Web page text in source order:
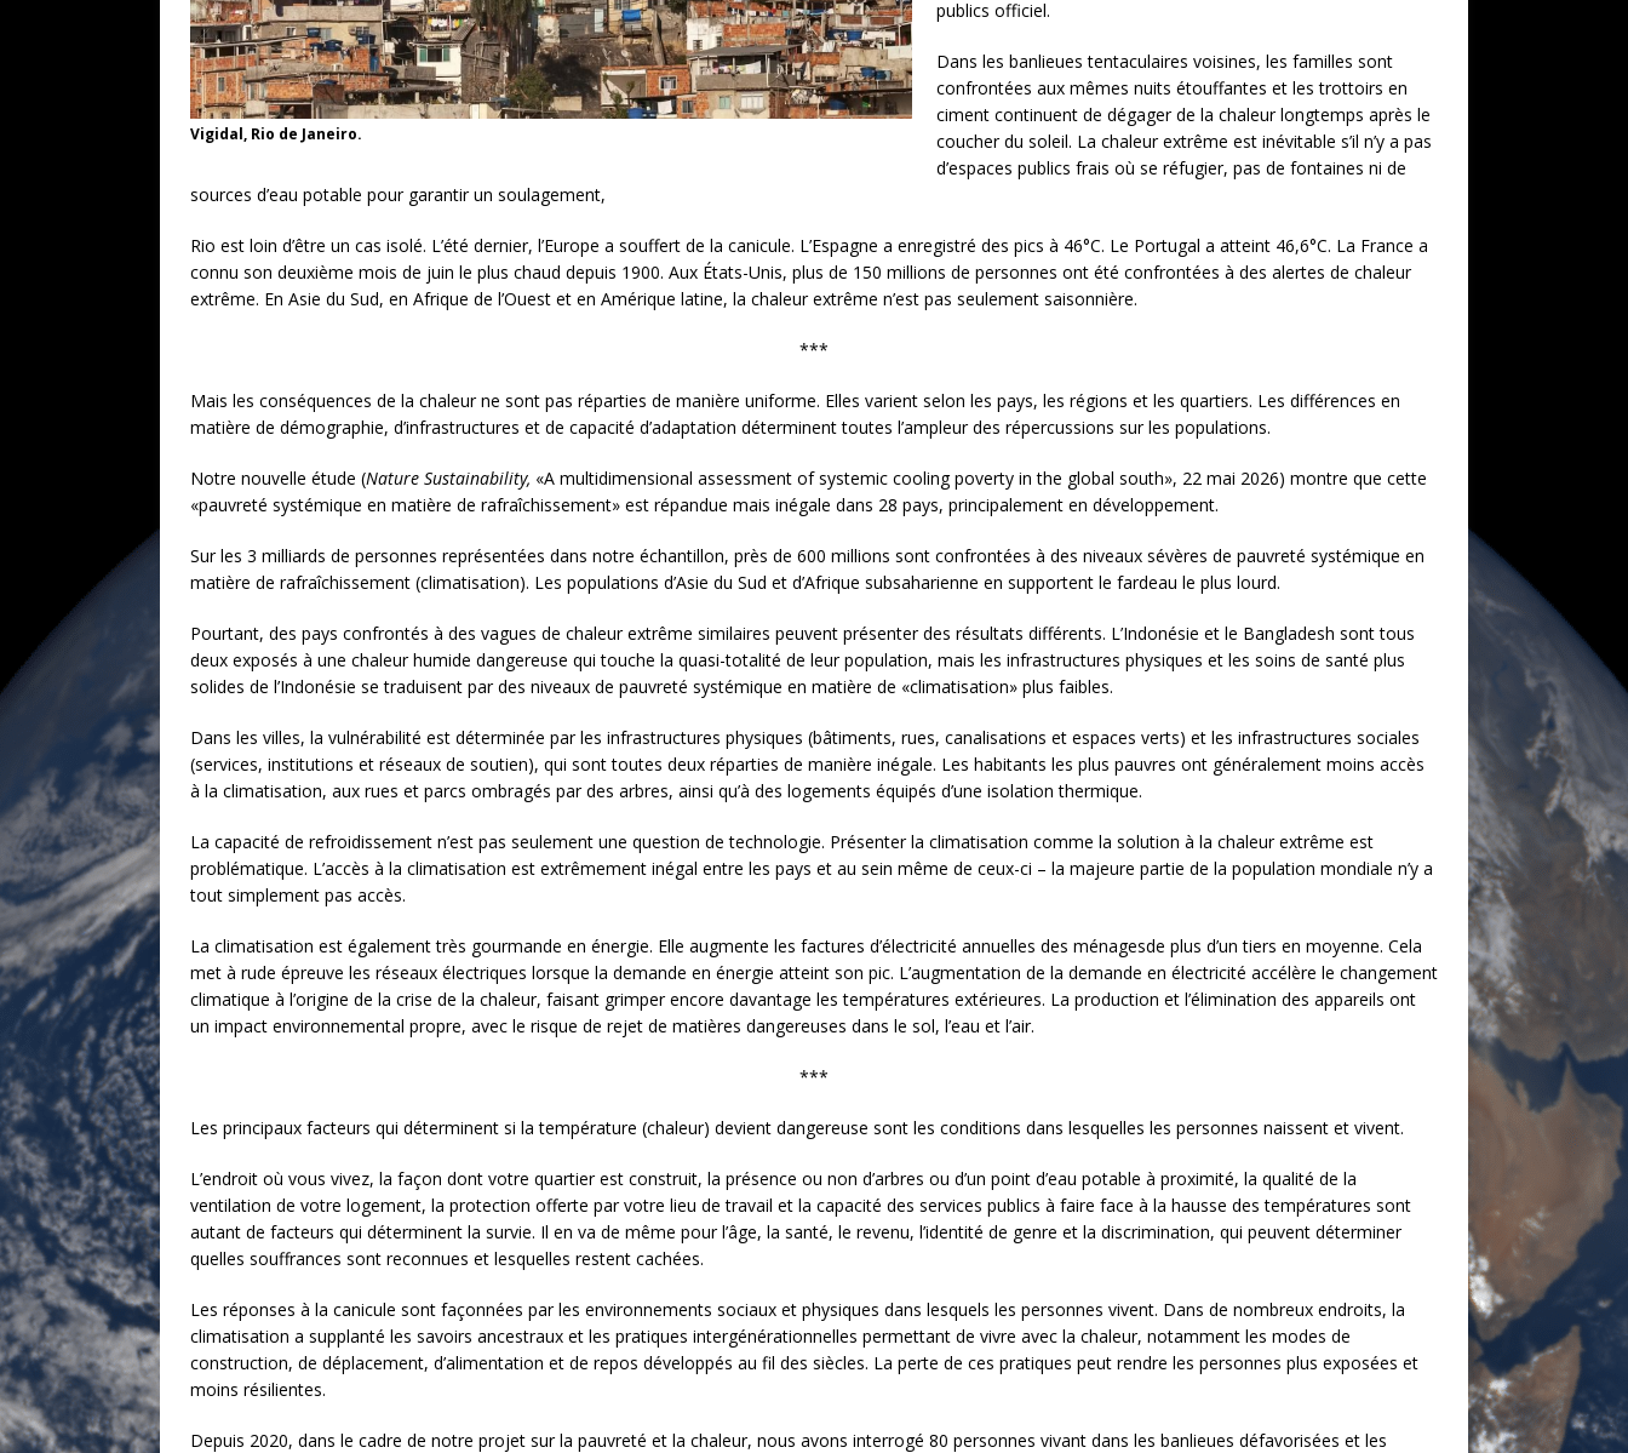
Vigidal, Rio de Janeiro.
publics officiel.
Dans les banlieues tentaculaires voisines, les familles sont
confrontées aux mêmes nuits étouffantes et les trottoirs en
ciment continuent de dégager de la chaleur longtemps après le
coucher du soleil. La chaleur extrême est inévitable s’il n’y a pas
d’espaces publics frais où se réfugier, pas de fontaines ni de
sources d’eau potable pour garantir un soulagement,
Rio est loin d’être un cas isolé. L’été dernier, l’Europe a souffert de la canicule. L’Espagne a enregistré des pics à 46°C. Le Portugal a atteint 46,6°C. La France a
connu son deuxième mois de juin le plus chaud depuis 1900. Aux États-Unis, plus de 150 millions de personnes ont été confrontées à des alertes de chaleur
extrême. En Asie du Sud, en Afrique de l’Ouest et en Amérique latine, la chaleur extrême n’est pas seulement saisonnière.
***
Mais les conséquences de la chaleur ne sont pas réparties de manière uniforme. Elles varient selon les pays, les régions et les quartiers. Les différences en
matière de démographie, d’infrastructures et de capacité d’adaptation déterminent toutes l’ampleur des répercussions sur les populations.
Notre nouvelle étude (Nature Sustainability, «A multidimensional assessment of systemic cooling poverty in the global south», 22 mai 2026) montre que cette
«pauvreté systémique en matière de rafraîchissement» est répandue mais inégale dans 28 pays, principalement en développement.
Sur les 3 milliards de personnes représentées dans notre échantillon, près de 600 millions sont confrontées à des niveaux sévères de pauvreté systémique en
matière de rafraîchissement (climatisation). Les populations d’Asie du Sud et d’Afrique subsaharienne en supportent le fardeau le plus lourd.
Pourtant, des pays confrontés à des vagues de chaleur extrême similaires peuvent présenter des résultats différents. L’Indonésie et le Bangladesh sont tous
deux exposés à une chaleur humide dangereuse qui touche la quasi-totalité de leur population, mais les infrastructures physiques et les soins de santé plus
solides de l’Indonésie se traduisent par des niveaux de pauvreté systémique en matière de «climatisation» plus faibles.
Dans les villes, la vulnérabilité est déterminée par les infrastructures physiques (bâtiments, rues, canalisations et espaces verts) et les infrastructures sociales
(services, institutions et réseaux de soutien), qui sont toutes deux réparties de manière inégale. Les habitants les plus pauvres ont généralement moins accès
à la climatisation, aux rues et parcs ombragés par des arbres, ainsi qu’à des logements équipés d’une isolation thermique.
La capacité de refroidissement n’est pas seulement une question de technologie. Présenter la climatisation comme la solution à la chaleur extrême est
problématique. L’accès à la climatisation est extrêmement inégal entre les pays et au sein même de ceux-ci – la majeure partie de la population mondiale n’y a
tout simplement pas accès.
La climatisation est également très gourmande en énergie. Elle augmente les factures d’électricité annuelles des ménagesde plus d’un tiers en moyenne. Cela
met à rude épreuve les réseaux électriques lorsque la demande en énergie atteint son pic. L’augmentation de la demande en électricité accélère le changement
climatique à l’origine de la crise de la chaleur, faisant grimper encore davantage les températures extérieures. La production et l’élimination des appareils ont
un impact environnemental propre, avec le risque de rejet de matières dangereuses dans le sol, l’eau et l’air.
***
Les principaux facteurs qui déterminent si la température (chaleur) devient dangereuse sont les conditions dans lesquelles les personnes naissent et vivent.
L’endroit où vous vivez, la façon dont votre quartier est construit, la présence ou non d’arbres ou d’un point d’eau potable à proximité, la qualité de la
ventilation de votre logement, la protection offerte par votre lieu de travail et la capacité des services publics à faire face à la hausse des températures sont
autant de facteurs qui déterminent la survie. Il en va de même pour l’âge, la santé, le revenu, l’identité de genre et la discrimination, qui peuvent déterminer
quelles souffrances sont reconnues et lesquelles restent cachées.
Les réponses à la canicule sont façonnées par les environnements sociaux et physiques dans lesquels les personnes vivent. Dans de nombreux endroits, la
climatisation a supplanté les savoirs ancestraux et les pratiques intergénérationnelles permettant de vivre avec la chaleur, notamment les modes de
construction, de déplacement, d’alimentation et de repos développés au fil des siècles. La perte de ces pratiques peut rendre les personnes plus exposées et
moins résilientes.
Depuis 2020, dans le cadre de notre projet sur la pauvreté et la chaleur, nous avons interrogé 80 personnes vivant dans les banlieues défavorisées et les